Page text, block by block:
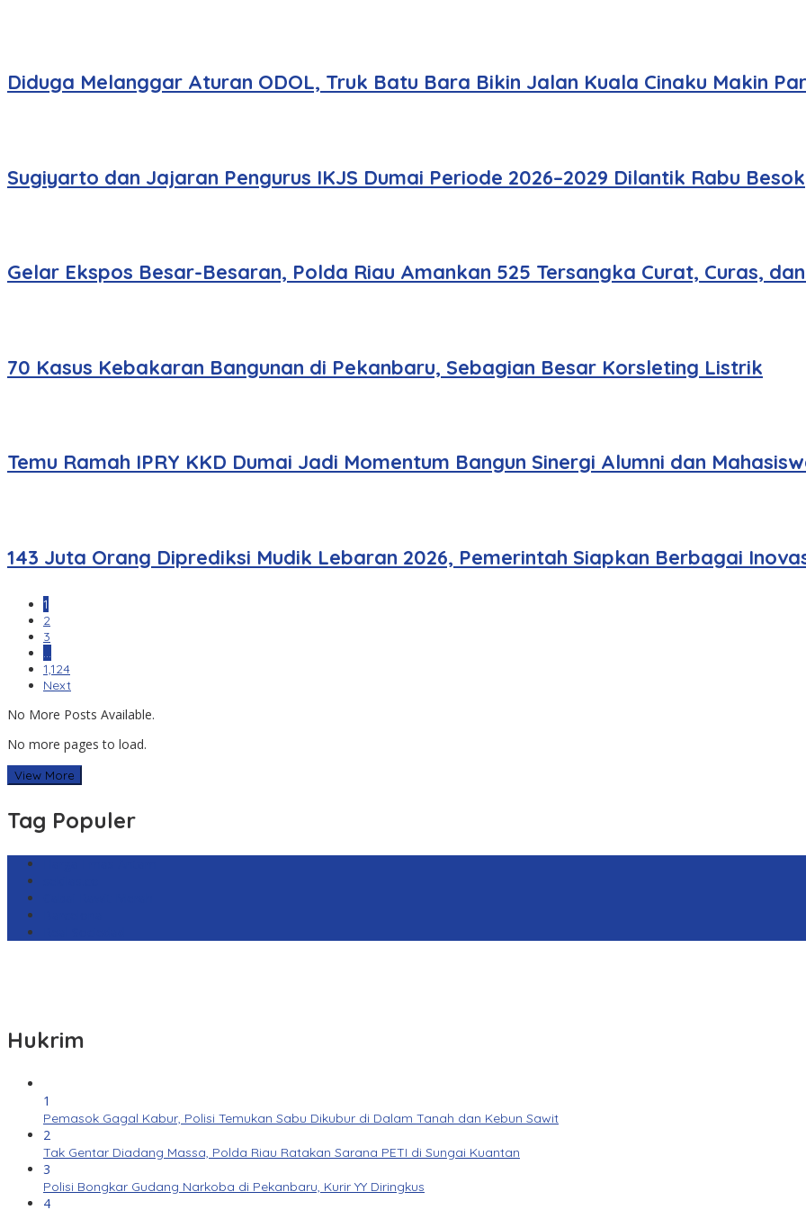
Diduga Melanggar Aturan ODOL, Truk Batu Bara Bikin Jalan Kuala Cinaku Makin
Sugiyarto dan Jajaran Pengurus IKJS Dumai Periode 2026–2029 Dilantik Rabu Besok
Gelar Ekspos Besar-Besaran, Polda Riau Amankan 525 Tersangka Curat, Curas,
70 Kasus Kebakaran Bangunan di Pekanbaru, Sebagian Besar Korsleting Listrik
Temu Ramah IPRY KKD Dumai Jadi Momentum Bangun Sinergi Alumni dan
143 Juta Orang Diprediksi Mudik Lebaran 2026, Pemerintah Siapkan Berbagai
1
2
3
…
1,124
Next
No More Posts Available.
No more pages to load.
View More
Tag Populer
Hukrim
1
Pemasok Gagal Kabur, Polisi Temukan Sabu Dikubur di Dalam Tanah dan Kebun Sawit
2
Tak Gentar Diadang Massa, Polda Riau Ratakan Sarana PETI di Sungai Kuantan
3
Polisi Bongkar Gudang Narkoba di Pekanbaru, Kurir YY Diringkus
4